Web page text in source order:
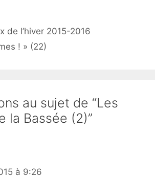
de l’hiver 2015-2016
! » (22)
au sujet de “Les
la Bassée (2)”
à 9:26